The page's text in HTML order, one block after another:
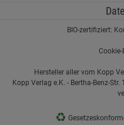
BIO-zertifiziert:
Hersteller aller vom Kopp
Kopp Verlag e.K. - Bertha-Benz-
♻